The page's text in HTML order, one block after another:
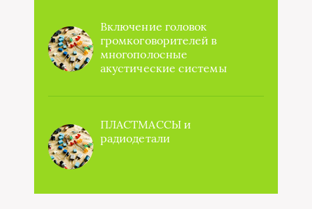
Включение головок
громкоговорителей в
многополосные
акустические системы
ПЛАСТМАССЫ и
радиодетали